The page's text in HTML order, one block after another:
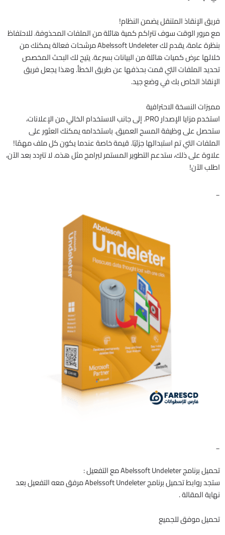
فريق الإنقاذ المتنقل يضمن النظام!
مع مرور الوقت سوف تتراكم كمية هائلة من الملفات المحذوفة. للاحتفاظ
بنظرة عامة، يقدم لك Abelssoft Undeleter مرشحات فعالة يمكنك من
خلالها عرض كميات هائلة من البيانات بسرعة. يتيح لك البحث المخصص
تحديد الملفات التي قمت بحذفها عن طريق الخطأ. وهذا يجعل فريق
الإنقاذ الخاص بك في وضع جيد.
مميزات النسخة الاحترافية
استخدم مزايا الإصدار PRO. إلى جانب الاستخدام الخالي من الإعلانات،
ستحصل على وظيفة المسح العميق. باستخدامه يمكنك العثور على
الملفات التي تم استبدالها جزئيًا. قيمة خاصة عندما يكون كل ملف مهمًا!
علاوة على ذلك، ستدعم التطوير المستمر لبرامج مثل هذه. لا تتردد بعد الآن،
اطلب الآن!
_
_
تحميل برنامج Abelssoft Undeleter مع التفعيل :
ستجد روابط تحميل برنامج Abelssoft Undeleter مرفق معه التفعيل بعد
نهاية المقالة .
تحميل موفق للجميع